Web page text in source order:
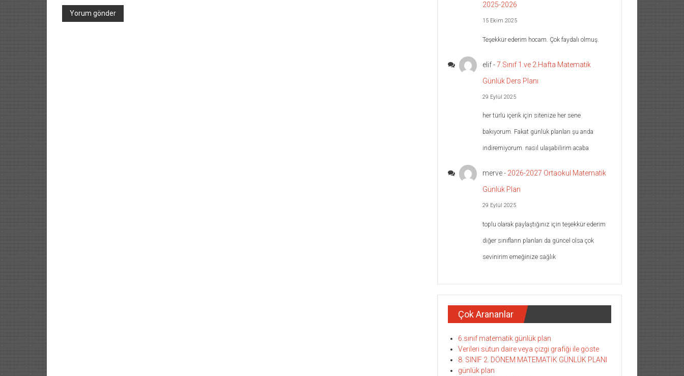
2025-2026
15 Ekim 2025
Teşekkür ederim hocam. Çok faydalı olmuş.
elif-7.Sınıf 1.ve 2.Hafta Matematik
Günlük Ders Planı
29 Eylül 2025
her türlü içerik için sitenize her sene
bakıyorum. Fakat günlük planları şu anda
indiremiyorum. nasıl ulaşabilirim acaba
merve- 2026-2027 Ortaokul Matematik
Günlük Plan
29 Eylül 2025
toplu olarak paylaştığınız için teşekkür ederim
diğer sınıfların planları da güncel olsa çok
sevinirim emeğinize sağlık
Çok Arananlar
6.sınıf matematik günlük plan
Verileri sütun daire veya çizgi grafiği ile göste
8. SINIF 2. DÖNEM MATEMATİK GÜNLÜK PLANI
günlük plan